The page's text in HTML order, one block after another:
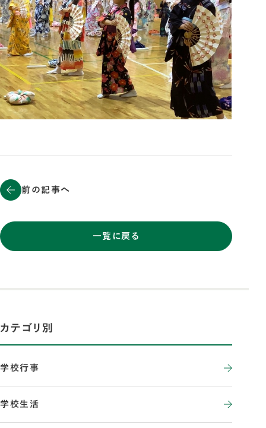
前の記事へ
一覧に戻る
カテゴリ別
学校行事
学校生活